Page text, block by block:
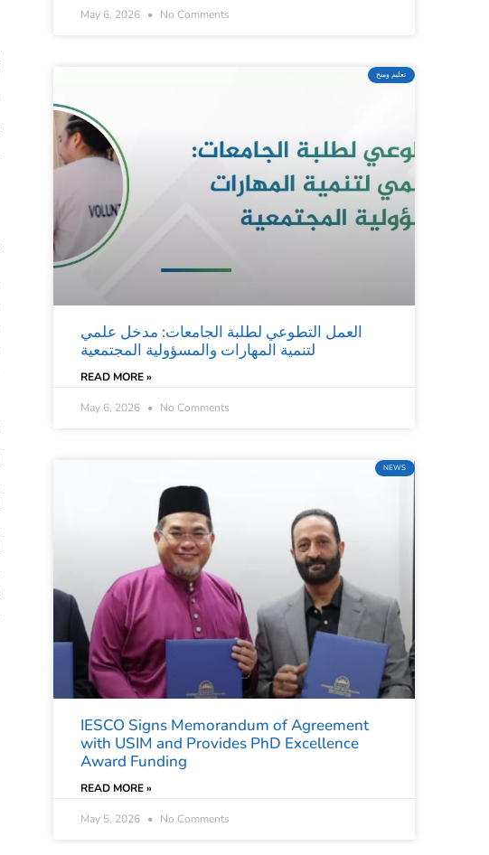
May 6, 2026 No Comments
تعليم ومنح
العمل التطوعي لطلبة الجامعات: مدخل علمي
لتنمية المهارات والمسؤولية المجتمعية
READ MORE »
May 6, 2026 No Comments
NEWS
IESCO Signs Memorandum of Agreement
with USIM and Provides PhD Excellence
Award Funding
READ MORE »
May 5, 2026 No Comments